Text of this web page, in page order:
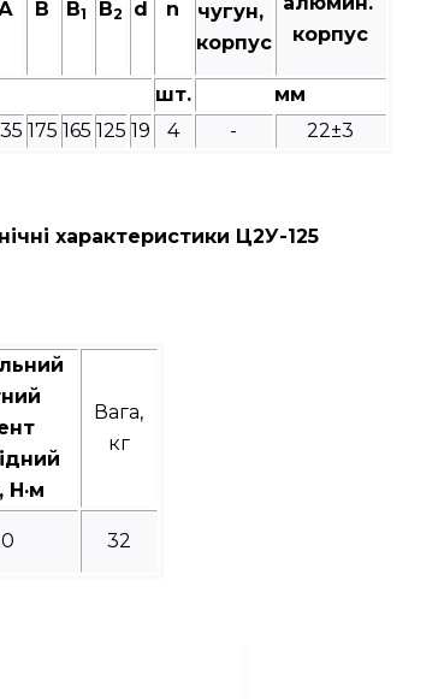
В B1 B2 d n
чугун,
корпус
корпус
шт.
мм
175 165 125 19 4 - 22±3
характеристики Ц2У-125
Н·м
Вага,
кг
32